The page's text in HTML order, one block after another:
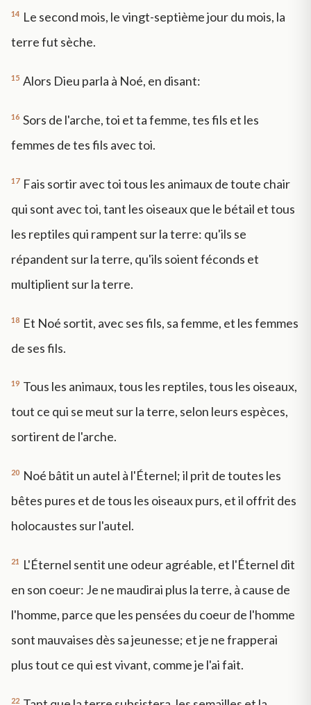
14 Le second mois, le vingt-septième jour du mois, la
terre fut sèche.
15 Alors Dieu parla à Noé, en disant:
16 Sors de l'arche, toi et ta femme, tes fils et les
femmes de tes fils avec toi.
17 Fais sortir avec toi tous les animaux de toute chair
qui sont avec toi, tant les oiseaux que le bétail et tous
les reptiles qui rampent sur la terre: qu'ils se
répandent sur la terre, qu'ils soient féconds et
multiplient sur la terre.
18 Et Noé sortit, avec ses fils, sa femme, et les femmes
de ses fils.
19 Tous les animaux, tous les reptiles, tous les oiseaux,
tout ce qui se meut sur la terre, selon leurs espèces,
sortirent de l'arche.
20 Noé bâtit un autel à l'Éternel; il prit de toutes les
bêtes pures et de tous les oiseaux purs, et il offrit des
holocaustes sur l'autel.
21
L'Éternel sentit une odeur agréable, et l'Éternel dit
en son coeur: Je ne maudirai plus la terre, à cause de
l'homme, parce que les pensées du coeur de l'homme
sont mauvaises dès sa jeunesse; et je ne frapperai
plus tout ce qui est vivant, comme je l'ai fait.
22